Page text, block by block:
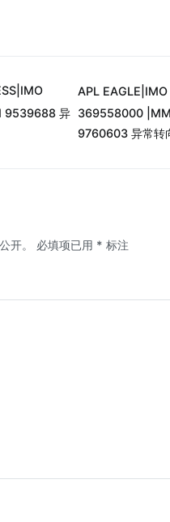
9539688 异
APL EAGLE|IMO
369558000
9760603 异常转
开。 必填项已用 * 标注